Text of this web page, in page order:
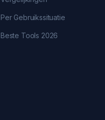
Per Gebruikssituatie
Beste Tools 2026